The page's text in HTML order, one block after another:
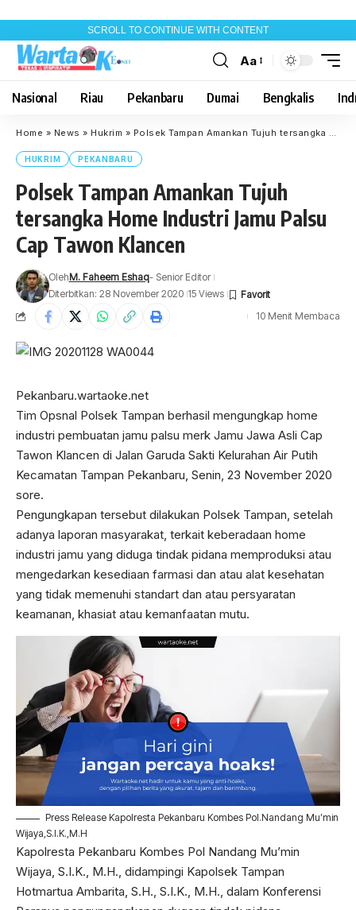
SCROLL TO CONTINUE WITH CONTENT
Font
Aa
Nasional Riau Pekanbaru Dumai Bengkalis
Home » News » Hukrim » Polsek Tampan Amankan Tujuh tersangka Home Industri Jamu Palsu Cap Tawon Klancen
HUKRIM PEKANBARU
Polsek Tampan Amankan Tujuh
tersangka Home Industri Jamu Palsu
Cap Tawon Klancen
OlehM. Faheem Eshaq- Senior Editor
Diterbitkan: 28 November 2020 15 Views
10 Menit Membaca
Pekanbaru.wartaoke.net
Tim Opsnal Polsek Tampan berhasil mengungkap home
industri pembuatan jamu palsu merk Jamu Jawa Asli Cap
Tawon Klancen di Jalan Garuda Sakti Kelurahan Air Putih
Kecamatan Tampan Pekanbaru, Senin, 23 November 2020
sore.
Pengungkapan tersebut dilakukan Polsek Tampan, setelah
adanya laporan masyarakat, terkait keberadaan home
industri jamu yang diduga tindak pidana memproduksi atau
mengedarkan kesediaan farmasi dan atau alat kesehatan
yang tidak memenuhi standart dan atau persyaratan
keamanan, khasiat atau kemanfaatan mutu.
Press Release Kapolresta Pekanbaru Kombes Pol.Nandang Mu’min
Wijaya,S.I.K.,M.H
Kapolresta Pekanbaru Kombes Pol Nandang Mu’min
Wijaya, S.I.K., M.H., didampingi Kapolsek Tampan
Hotmartua Ambarita, S.H., S.I.K., M.H., dalam Konferensi